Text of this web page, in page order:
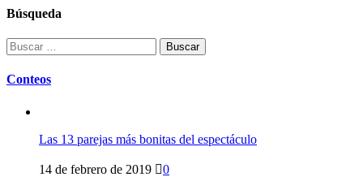
Búsqueda
Buscar:
Conteos
Las 13 parejas más bonitas del espectáculo
14 de febrero de 2019 0